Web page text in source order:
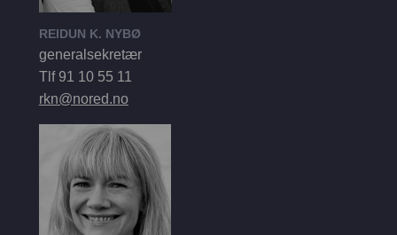
REIDUN K. NYBØ
generalsekretær
Tlf 91 10 55 11
rkn@nored.no